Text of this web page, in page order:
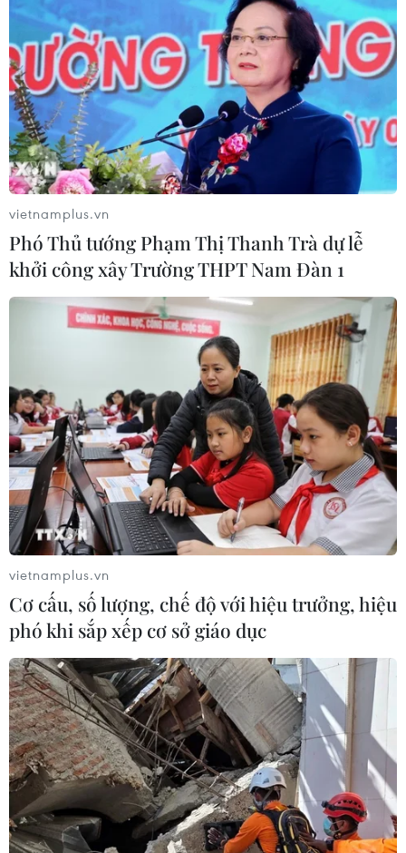
vietnamplus.vn
Phó Thủ tướng Phạm Thị Thanh Trà dự lễ
khởi công xây Trường THPT Nam Đàn 1
vietnamplus.vn
Cơ cấu, số lượng, chế độ với hiệu trưởng, hiệu
phó khi sắp xếp cơ sở giáo dục